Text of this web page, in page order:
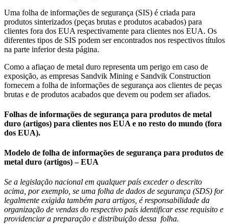
Uma folha de informações de segurança (SIS) é criada para
produtos sinterizados (peças brutas e produtos acabados) para
clientes fora dos EUA respectivamente para clientes nos EUA. Os
diferentes tipos de SIS podem ser encontrados nos respectivos títulos
na parte inferior desta página.
Como a afiaçao de metal duro representa um perigo em caso de
exposição, as empresas Sandvik Mining e Sandvik Construction
fornecem a folha de informações de segurança aos clientes de peças
brutas e de produtos acabados que devem ou podem ser afiados.
Folhas de informações de segurança para produtos de metal
duro (artigos) para clientes nos EUA e no resto do mundo (fora
dos EUA).
Modelo de folha de informações de segurança para produtos de
metal duro (artigos) – EUA
Se a legislação nacional em qualquer país exceder o descrito
acima, por exemplo, se uma folha de dados de segurança (SDS) for
legalmente exigida também para artigos, é responsabilidade da
organização de vendas do respectivo país identificar esse requisito e
providenciar a preparação e distribuição dessa folha.